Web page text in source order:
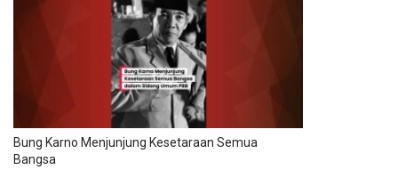
Bung Karno Menjunjung Kesetaraan Semua
Bangsa